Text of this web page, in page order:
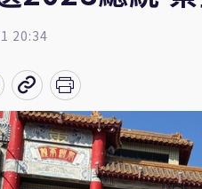
20:34